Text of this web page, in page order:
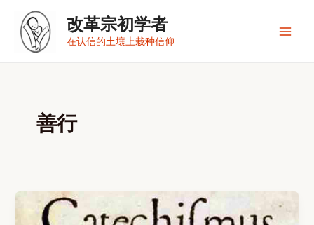
改革宗初学者
在认信的土壤上栽种信仰
善行